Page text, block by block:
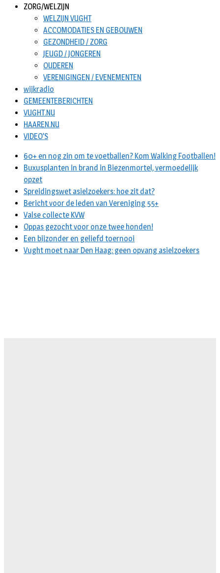
ZORG/WELZIJN
WELZIJN VUGHT
ACCOMODATIES EN GEBOUWEN
GEZONDHEID / ZORG
JEUGD / JONGEREN
OUDEREN
VERENIGINGEN / EVENEMENTEN
wijkradio
GEMEENTEBERICHTEN
VUGHT.NU
HAAREN.NU
VIDEO’S
60+ en nog zin om te voetballen? Kom Walking Footballen!
Buxusplanten in brand in Biezenmortel, vermoedelijk
opzet
Spreidingswet asielzoekers: hoe zit dat?
Bericht voor de leden van Vereniging 55+
Valse collecte KVW
Oppas gezocht voor onze twee honden!
Een bijzonder en geliefd toernooi
Vught moet naar Den Haag: geen opvang asielzoekers